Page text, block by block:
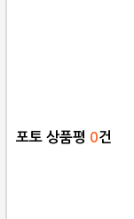
포토 상품평 0건